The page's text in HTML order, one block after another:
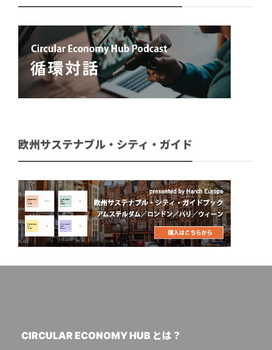
欧州サステナブル・シティ・ガイド
CIRCULAR ECONOMY HUB とは？